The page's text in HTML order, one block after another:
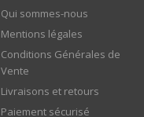
Qui sommes-nous
Mentions légales
Conditions Générales de
Vente
Livraisons et retours
Paiement sécurisé